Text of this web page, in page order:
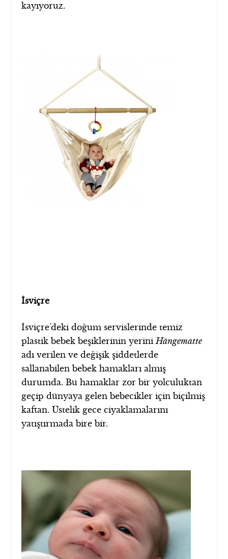
kayıyoruz.
İsviçre
İsviçre’deki doğum servislerinde temiz
plastik bebek beşiklerinin yeriniHängematte
adı verilen ve değişik şiddetlerde
sallanabilen bebek hamakları almış
durumda. Bu hamaklar zor bir yolculuktan
geçip dünyaya gelen bebecikler için biçilmiş
kaftan. Üstelik gece ciyaklamalarını
yatıştırmada bire bir.